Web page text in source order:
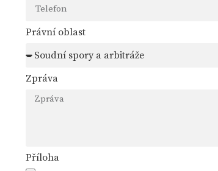
Právní oblast
Zpráva
Příloha